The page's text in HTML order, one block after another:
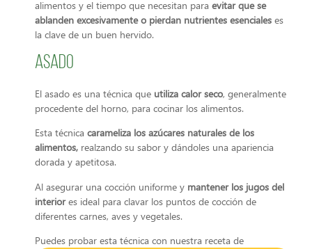
alimentos y el tiempo que necesitan para evitar que se
ablanden excesivamente o pierdan nutrientes esenciales es
la clave de un buen hervido.
Asado
El asado es una técnica que utiliza calor seco, generalmente
procedente del horno, para cocinar los alimentos.
Esta técnica carameliza los azúcares naturales de los
alimentos, realzando su sabor y dándoles una apariencia
dorada y apetitosa.
Al asegurar una cocción uniforme y mantener los jugos del
interiores ideal para clavar los puntos de cocción de
diferentes carnes, aves y vegetales.
Puedes probar esta técnica con nuestra receta de